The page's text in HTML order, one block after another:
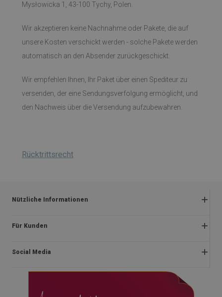
Mysłowicka 1, 43-100 Tychy, Polen.
Wir akzeptieren keine Nachnahme oder Pakete, die auf
unsere Kosten verschickt werden - solche Pakete werden
automatisch an den Absender zurückgeschickt.
Wir empfehlen Ihnen, Ihr Paket über einen Spediteur zu
versenden, der eine Sendungsverfolgung ermöglicht, und
den Nachweis über die Versendung aufzubewahren.
Rücktrittsrecht
Nützliche Informationen
Rückgabe und beanstandungen
Datenschutzerklärung
Zahlungen
Für Kunden
Impressum
Social Media
instagram